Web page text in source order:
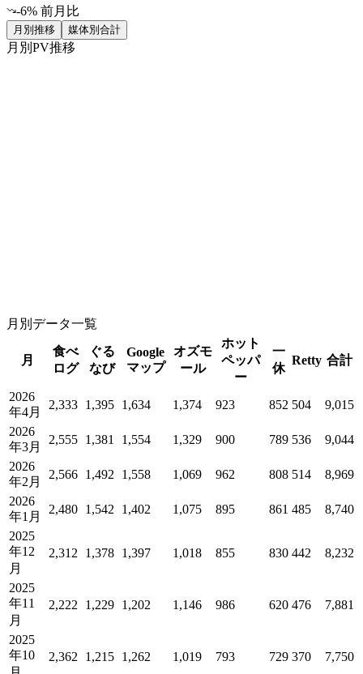
-6% 前月比
月別推移 媒体別合計
月別PV推移
月別データ一覧
月
食べ
ログ
ぐる
なび
Google
マップ
オズモ
ール
ホット
ペッパ
ー
一
休
Retty 合計
2026
年4月
2,333 1,395 1,634 1,374 923 852 504
9,015
2026
年3月
2,555 1,381 1,554 1,329 900 789 536
9,044
2026
年2月
2,566 1,492 1,558 1,069 962 808 514
8,969
2026
年1月
2,480 1,542 1,402 1,075 895 861 485
8,740
2025
年12
月
2,312 1,378 1,397 1,018 855 830 442 8,232
2025
年11
月
2,222 1,229 1,202 1,146 986 620 476 7,881
2025
年10
2,362 1,215 1,262 1,019 793 729 370 7,750